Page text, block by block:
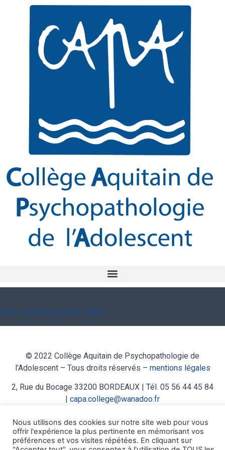
https://groupe-aquitain-spp.fr/
© 2022 Collège Aquitain de Psychopathologie de
l’Adolescent – Tous droits réservés – mentions légales
2, Rue du Bocage 33200 BORDEAUX | Tél. 05 56 44 45 84
capa.college@wanadoo.fr
Créé par Euclide informatique
Nous utilisons des cookies sur notre site web pour vous
offrir l'expérience la plus pertinente en mémorisant vos
préférences et vos visites répétées. En cliquant sur